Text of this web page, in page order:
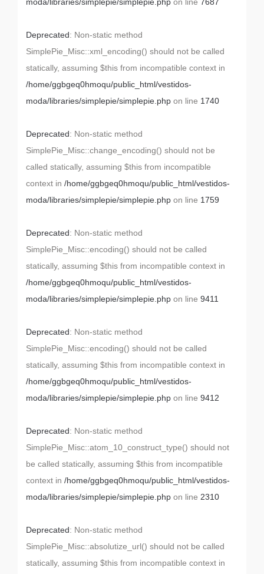
Deprecated: Non-static method
SimplePie_Misc::xml_encoding() should not be called
statically, assuming $this from incompatible context in
/home/ggbgeq0hmoqu/public_html/vestidos-
moda/libraries/simplepie/simplepie.php on line 1740
Deprecated: Non-static method
SimplePie_Misc::change_encoding() should not be
called statically, assuming $this from incompatible
context in /home/ggbgeq0hmoqu/public_html/vestidos-
moda/libraries/simplepie/simplepie.php on line 1759
Deprecated: Non-static method
SimplePie_Misc::encoding() should not be called
statically, assuming $this from incompatible context in
/home/ggbgeq0hmoqu/public_html/vestidos-
moda/libraries/simplepie/simplepie.php on line 9411
Deprecated: Non-static method
SimplePie_Misc::encoding() should not be called
statically, assuming $this from incompatible context in
/home/ggbgeq0hmoqu/public_html/vestidos-
moda/libraries/simplepie/simplepie.php on line 9412
Deprecated: Non-static method
SimplePie_Misc::atom_10_construct_type() should not
be called statically, assuming $this from incompatible
context in /home/ggbgeq0hmoqu/public_html/vestidos-
moda/libraries/simplepie/simplepie.php on line 2310
Deprecated: Non-static method
SimplePie_Misc::absolutize_url() should not be called
statically, assuming $this from incompatible context in